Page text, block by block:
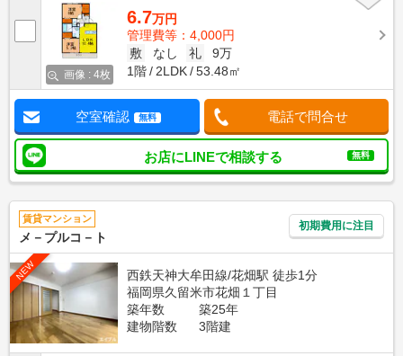
画像 : 4枚
6.7万円
管理費等：4,000円
敷
なし 礼
9万
1階
2LDK 53.48㎡
空室確認 無料 電話で問合せ
お店にLINEで相談する 無料
賃貸マンション
メ－プルコ－ト
初期費用に注目
NEW
西鉄天神大牟田線/花畑駅 徒歩1分
福岡県久留米市花畑１丁目
築年数
築25年
建物階数
3階建